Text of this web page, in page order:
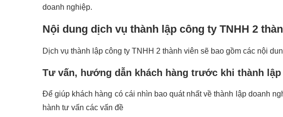
doanh nghiệp.
Nội dung dịch vụ thành lập công ty TNHH 2
Dịch vụ thành lập công ty TNHH 2 thành viên sẽ bao gồm các nội
Tư vấn, hướng dẫn khách hàng trước khi thành lập
Để giúp khách hàng có cái nhìn bao quát nhất về thành lập doanh
hành tư vấn các vấn đề